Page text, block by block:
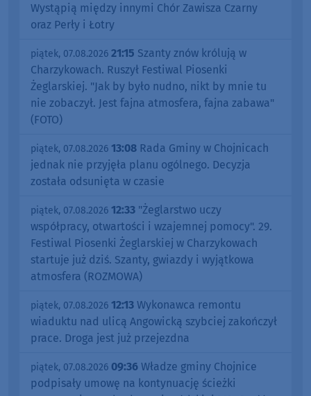
Wystąpią między innymi Chór Zawisza Czarny
oraz Perły i Łotry
piątek, 07.08.2026 21:15 Szanty znów królują w
Charzykowach. Ruszył Festiwal Piosenki
Żeglarskiej. "Jak by było nudno, nikt by mnie tu
nie zobaczył. Jest fajna atmosfera, fajna zabawa"
(FOTO)
piątek, 07.08.2026 13:08 Rada Gminy w Chojnicach
jednak nie przyjęła planu ogólnego. Decyzja
została odsunięta w czasie
piątek, 07.08.2026 12:33 "Żeglarstwo uczy
współpracy, otwartości i wzajemnej pomocy". 29.
Festiwal Piosenki Żeglarskiej w Charzykowach
startuje już dziś. Szanty, gwiazdy i wyjątkowa
atmosfera (ROZMOWA)
piątek, 07.08.2026 12:13 Wykonawca remontu
wiaduktu nad ulicą Angowicką szybciej zakończył
prace. Droga jest już przejezdna
piątek, 07.08.2026 09:36 Władze gminy Chojnice
podpisały umowę na kontynuację ścieżki